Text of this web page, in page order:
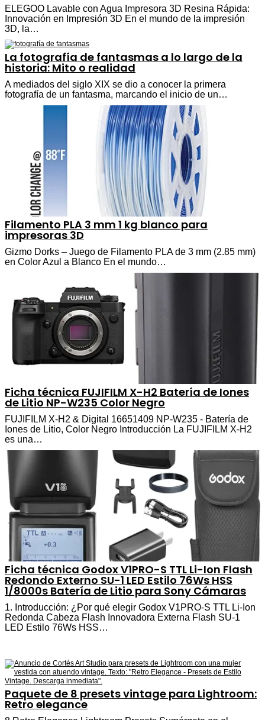
ELEGOO Lavable con Agua Impresora 3D Resina Rápida:
Innovación en Impresión 3D En el mundo de la impresión
3D, la…
La fotografía de fantasmas a lo largo de la
historia: Mito o realidad
A mediados del siglo XIX se dio a conocer la primera
fotografía de un fantasma, marcando el inicio de un…
Filamento PLA 3 mm 1 kg blanco para
impresoras 3D
Gizmo Dorks – Juego de Filamento PLA de 3 mm (2.85 mm)
en Color Azul a Blanco En el mundo…
Ficha técnica FUJIFILM X-H2 Batería de Iones
de Litio NP-W235 Color Negro
FUJIFILM X-H2 & Digital 16651409 NP-W235 - Batería de
Iones de Litio, Color Negro Introducción La FUJIFILM X-H2
es una…
Ficha técnica Godox V1PRO-S TTL Li-Ion Flash
Redondo Externo SU-1 LED Estilo 76Ws HSS
1/8000s Batería de Litio para Sony Cámaras
1. Introducción: ¿Por qué elegir Godox V1PRO-S TTL Li-Ion
Redonda Cabeza Flash Innovadora Externa Flash SU-1
LED Estilo 76Ws HSS…
Paquete de 8 presets vintage para Lightroom:
Retro elegance